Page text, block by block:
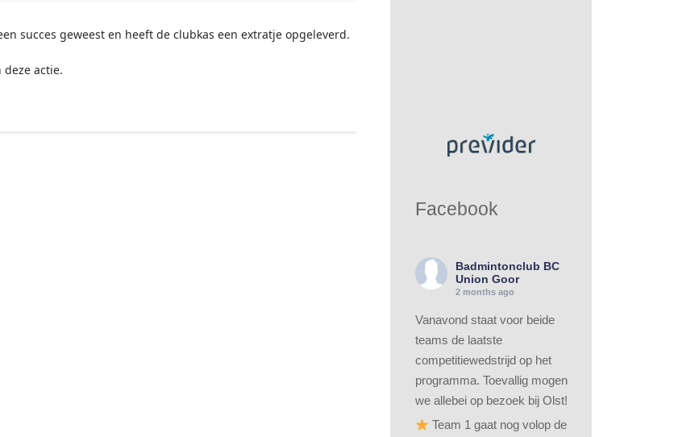
succes geweest en heeft de clubkas een extratje opgeleverd.
deze actie.
Facebook
Badmintonclub BC
Union Goor
2 months ago
Vanavond staat voor beide
teams de laatste
competitiewedstrijd op het
programma. Toevallig mogen
we allebei op bezoek bij Olst!
Team 1 gaat nog volop de